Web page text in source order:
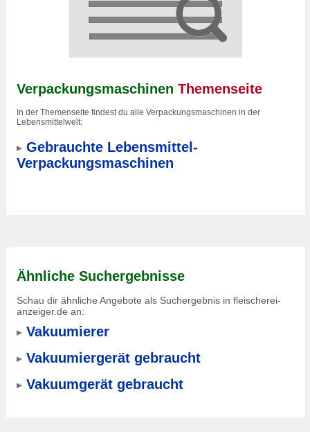
Verpackungsmaschinen Themenseite
In der Themenseite findest du alle Verpackungsmaschinen in der
Lebensmittelwelt:
Gebrauchte Lebensmittel-
Verpackungsmaschinen
Ähnliche Suchergebnisse
Schau dir ähnliche Angebote als Suchergebnis in fleischerei-
anzeiger.de an:
Vakuumierer
Vakuumiergerät gebraucht
Vakuumgerät gebraucht